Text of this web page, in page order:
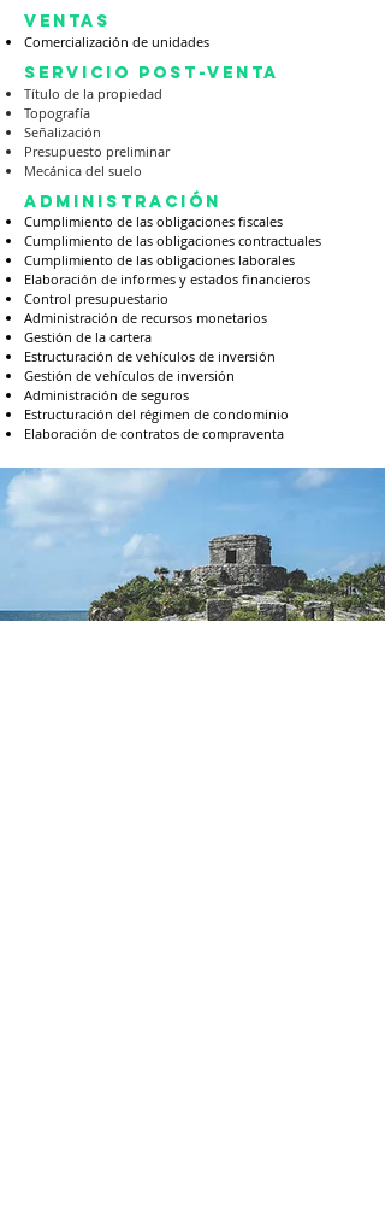
ventas
Comercialización de unidades
servicio post-venta
Título de la propiedad
Topografía
Señalización
Presupuesto preliminar
Mecánica del suelo
ADMINISTRACIÓN
Cumplimiento de las obligaciones fiscales
Cumplimiento de las obligaciones contractuales
Cumplimiento de las obligaciones laborales
Elaboración de informes y estados financieros
Control presupuestario
Administración de recursos monetarios
Gestión de la cartera
Estructuración de vehículos de inversión
Gestión de vehículos de inversión
Administración de seguros
Estructuración del régimen de condominio
Elaboración de contratos de compraventa